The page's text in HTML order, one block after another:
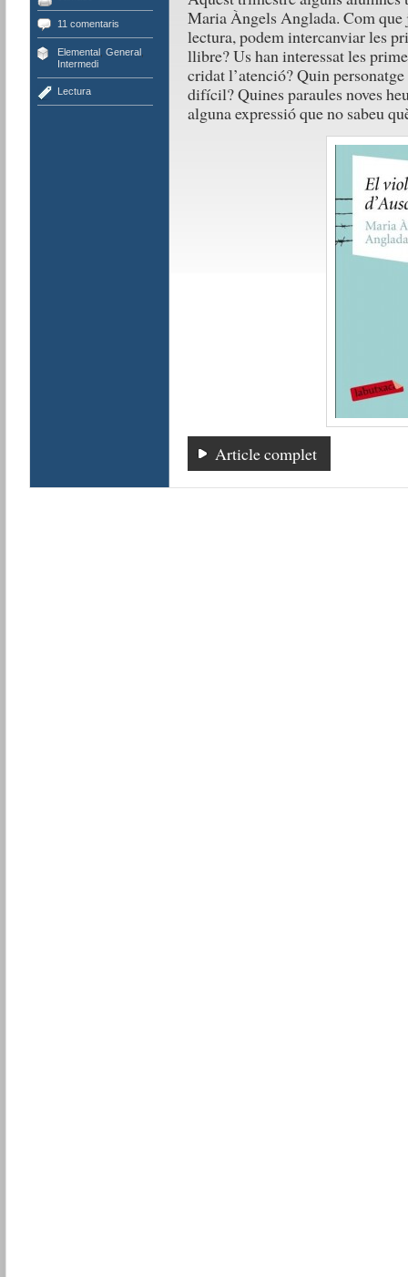
11 comentaris
Elemental, General,
Intermedi
Lectura
Maria Àngels Anglada. Com que
lectura, podem intercanviar les
llibre? Us han interessat les
cridat l’atenció? Quin
difícil? Quines paraules noves
alguna expressió que no sabeu
Article complet